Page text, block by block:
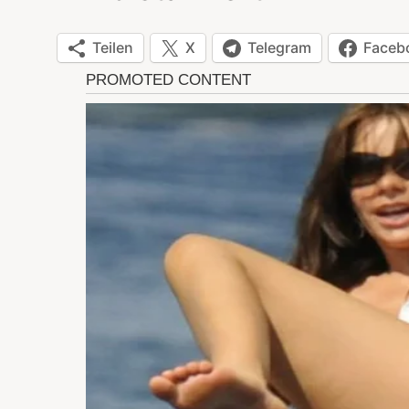
Teilen X Telegram